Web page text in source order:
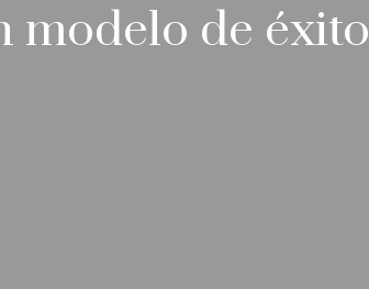
modelo de éxito